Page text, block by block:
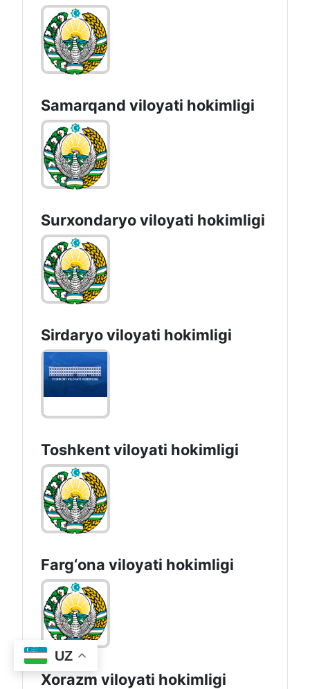
UZ
Samarqand viloyati hokimligi
Surxondaryo vilоyati hоkimligi
Sirdaryo vilоyati hоkimligi
Toshkent vilоyati hоkimligi
Farg‘оnа vilоyati hоkimligi
Xorazm vilоyati hоkimligi